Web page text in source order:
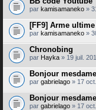
par kamisamaneko »
[FF9] Arme
par kamisamaneko »
Chronobing
par Hayka » 19 juil.
Bonjour
par gabrielago » 17
Bonjour
par gabrielago » 17